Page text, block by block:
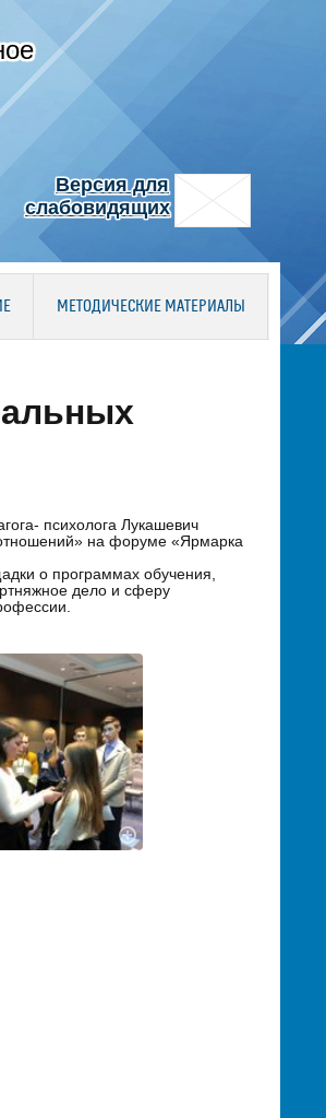
Версия для
слабовидящих
МЕТОДИЧЕСКИЕ МАТЕРИАЛЫ
психолога Лукашевич
на форуме «Ярмарка
о программах обучения,
дело и сферу